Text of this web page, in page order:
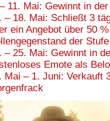
11. Mai: Gewinnt in
– 18. Mai: Schließt 3
ein Angebot über 50
der
– 25. Mai: Gewinnt in
Emote als
Mai – 1. Juni: Verkauft